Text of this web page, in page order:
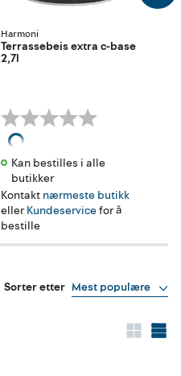
Harmoni
Terrassebeis extra c-base
2,7l
Kan bestilles i alle
butikker
Kontakt nærmeste butikk
ellerKundeservicefor å
bestille
Sorter etter Mest populære